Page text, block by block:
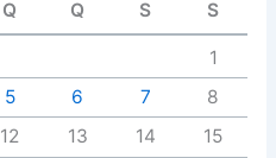
Q Q S S
1
5 6 7
8
12 13 14
15